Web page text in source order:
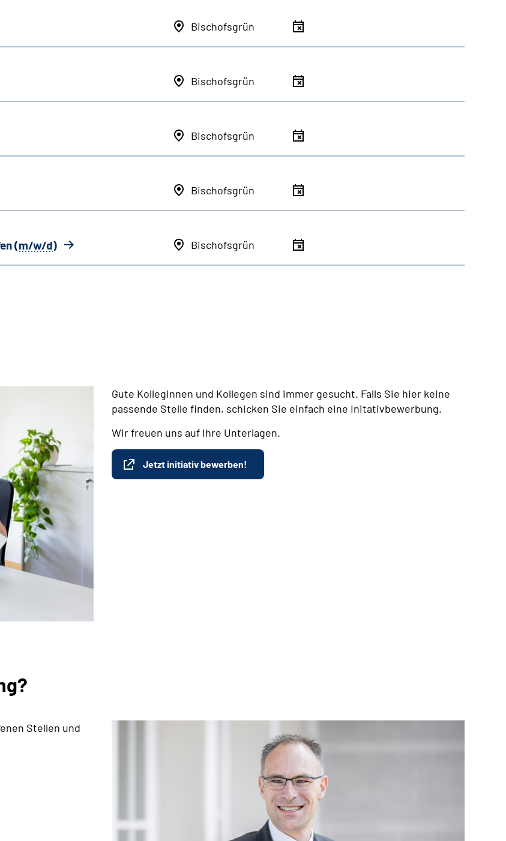
Bischofsgrün
Bischofsgrün
Bischofsgrün
Bischofsgrün
(m/w/d) Bischofsgrün
Gute Kolleginnen und Kollegen sind immer gesucht. Falls Sie hier keine
passende Stelle finden, schicken Sie einfach eine Initativbewerbung.
Wir freuen uns auf Ihre Unterlagen.
Jetzt initiativ bewerben!
Stellen und